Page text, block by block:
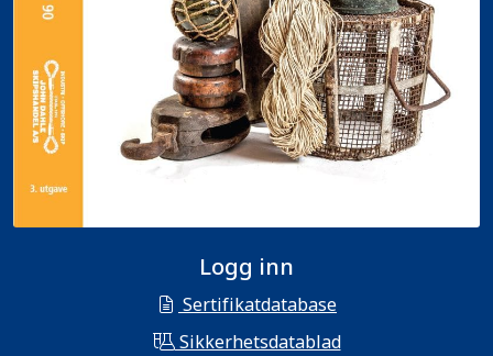
Logg inn
Sertifikatdatabase
Sikkerhetsdatablad